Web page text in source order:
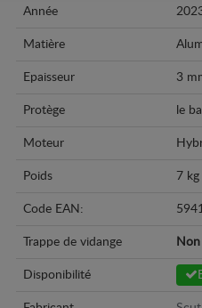
Année
Matière
Epaisseur 3
Protège le
Moteur
Poids 7 kg
Code EAN:
Trappe de vidange Non
Disponibilité